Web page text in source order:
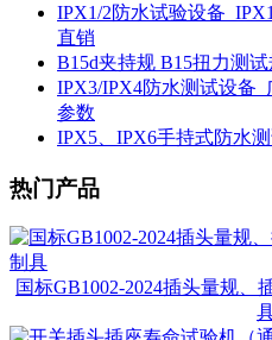
IPX1/2防水试验设备
直销
B15d夹持规 B15扭力测
IPX3/IPX4防水测试设备
参数
IPX5、IPX6手持式防水
热门产品
国标GB1002-2024插头量规、